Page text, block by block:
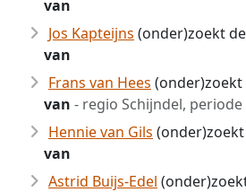
van
Jos Kapteijns (onder)zoekt
van
Frans van Hees (onder)zoekt
van - regio Schijndel, periode
Hennie van Gils
van
Astrid Buijs-Edel